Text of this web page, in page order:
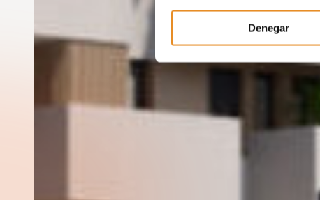
Denegar